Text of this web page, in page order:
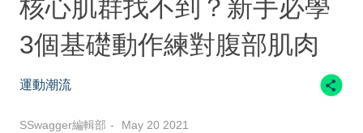
核心肌群找不到？新手必學
3個基礎動作練對腹部肌肉
運動潮流
SSwagger編輯部 May 20 2021